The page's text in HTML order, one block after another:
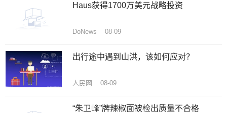
Haus获得1700万美元战略投资
DoNews 08-09
出行途中遇到山洪，该如何应对？
人民网 08-09
“朱卫峰”牌辣椒面被检出质量不合格